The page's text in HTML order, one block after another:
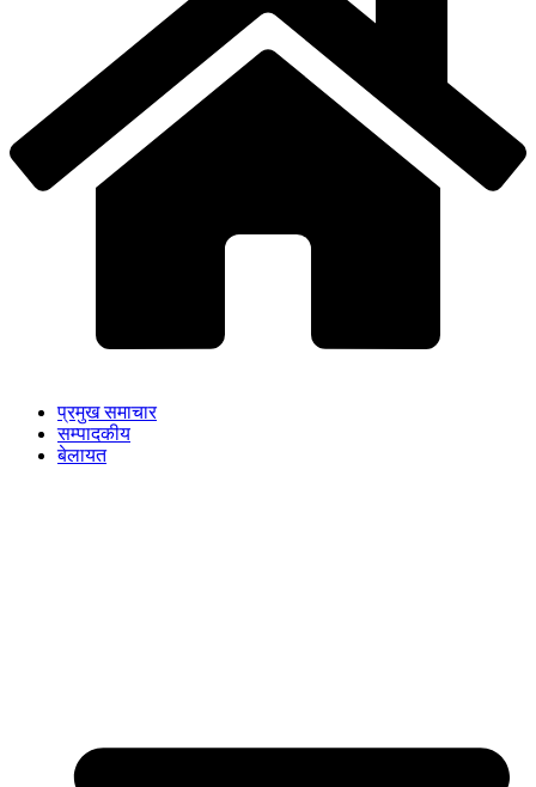
प्रमुख समाचार
सम्पादकीय
बेलायत